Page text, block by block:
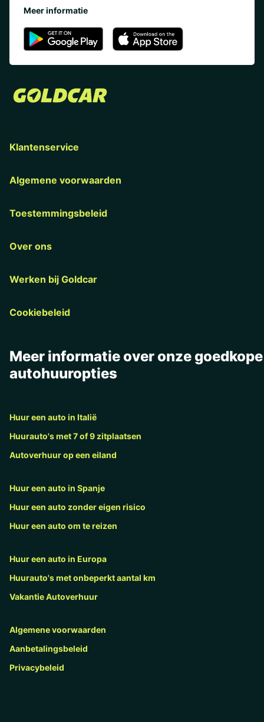
Meer informatie
Klantenservice
Algemene voorwaarden
Toestemmingsbeleid
Over ons
Werken bij Goldcar
Cookiebeleid
Meer informatie over onze goedkope
autohuuropties
Huur een auto in Italië
Huurauto's met 7 of 9 zitplaatsen
Autoverhuur op een eiland
Huur een auto in Spanje
Huur een auto zonder eigen risico
Huur een auto om te reizen
Huur een auto in Europa
Huurauto's met onbeperkt aantal km
Vakantie Autoverhuur
Algemene voorwaarden
Aanbetalingsbeleid
Privacybeleid